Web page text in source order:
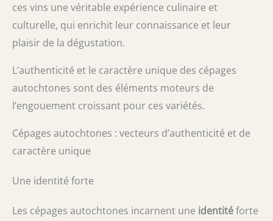
ces vins une véritable expérience culinaire et
culturelle, qui enrichit leur connaissance et leur
plaisir de la dégustation.
L’authenticité et le caractère unique des cépages
autochtones sont des éléments moteurs de
l’engouement croissant pour ces variétés.
Cépages autochtones : vecteurs d’authenticité et de
caractère unique
Une identité forte
Les cépages autochtones incarnent une identitéforte